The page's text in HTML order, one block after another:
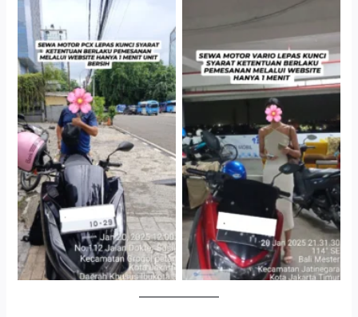
Antar Jemput Kendaraan
Cityplaza Jatinegara
Gedung Parkir P6ASewa
Motor Medan Sunggal No
Ribet, Proses Kilat, Siap
Pakai.